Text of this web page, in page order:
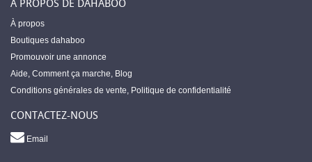
À PROPOS DE DAHABOO
À propos
Boutiques dahaboo
Promouvoir une annonce
Aide, Comment ça marche, Blog
Conditions générales de vente, Politique de confidentialité
CONTACTEZ-NOUS
Email